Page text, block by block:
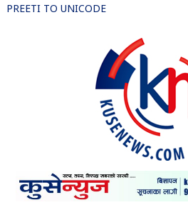
PREETI TO UNICODE